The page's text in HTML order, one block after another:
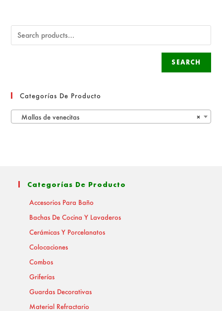
SEARCH
Categorías De Producto
×
Mallas de venecitas
Categorías De Producto
Accesorios Para Baño
Bachas De Cocina Y Lavaderos
Cerámicas Y Porcelanatos
Colocaciones
Combos
Griferías
Guardas Decorativas
Material Refractario